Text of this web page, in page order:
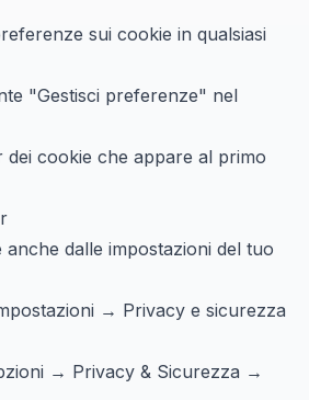
sui cookie in qualsiasi
"Gestisci preferenze" nel
cookie che appare al primo
anche dalle impostazioni del tuo
→ Privacy e sicurezza
→ Privacy & Sicurezza →